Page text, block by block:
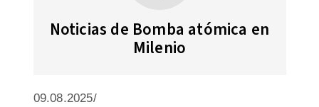
Noticias de Bomba atómica en
Milenio
09.08.2025/